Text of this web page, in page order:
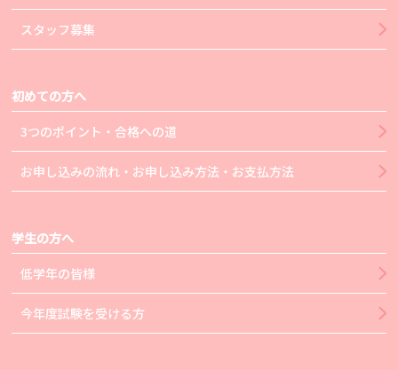
スタッフ募集
初めての方へ
3つのポイント・合格への道
お申し込みの流れ・お申し込み方法・お支払方法
学生の方へ
低学年の皆様
今年度試験を受ける方